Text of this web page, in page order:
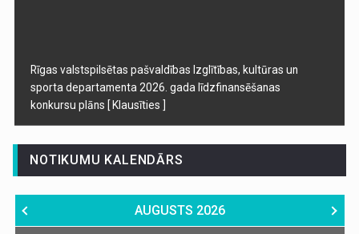
Rīgas valstspilsētas pašvaldības Izglītības, kultūras un
sporta departamenta 2026. gada līdzfinansēšanas
konkursu plāns [ Klausīties ]
NOTIKUMU KALENDĀRS
AUGUSTS 2026